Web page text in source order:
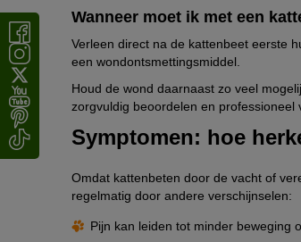
Wanneer moet ik met een
Verleen direct na de kattenbeet eerste
een wondontsmettingsmiddel.
Houd de wond daarnaast zo veel
zorgvuldig beoordelen en professioneel
Symptomen: hoe
Omdat kattenbeten door de vacht of
regelmatig door andere verschijnselen:
Pijn kan leiden tot minder beweging